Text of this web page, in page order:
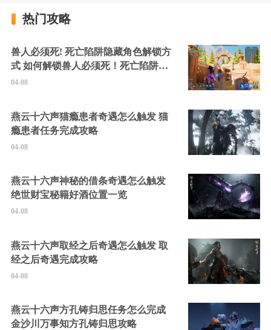
热门攻略
兽人必须死! 死亡陷阱隐藏角色解锁方
式 如何解锁兽人必须死！死亡陷阱中
的隐藏角色
04-08
燕云十六声猫瘾患者奇遇怎么触发 猫
瘾患者任务完成攻略
04-08
燕云十六声神秘的借条奇遇怎么触发
绝世财宝秘籍好酒位置一览
04-08
燕云十六声取经之后奇遇怎么触发 取
经之后奇遇完成攻略
04-08
燕云十六声方孔铸归思任务怎么完成
金沙川万事知方孔铸归思攻略